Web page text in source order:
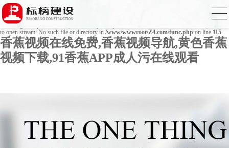
Warning : mkdir(): No space left on device in
Warning
to open stream: No such file or directory in /www/wwwroot/Z4.com/func.php on line 115
香蕉视频在线免费,香蕉视频导航,黄色香蕉
视频下载,91香蕉APP成人污在线观看